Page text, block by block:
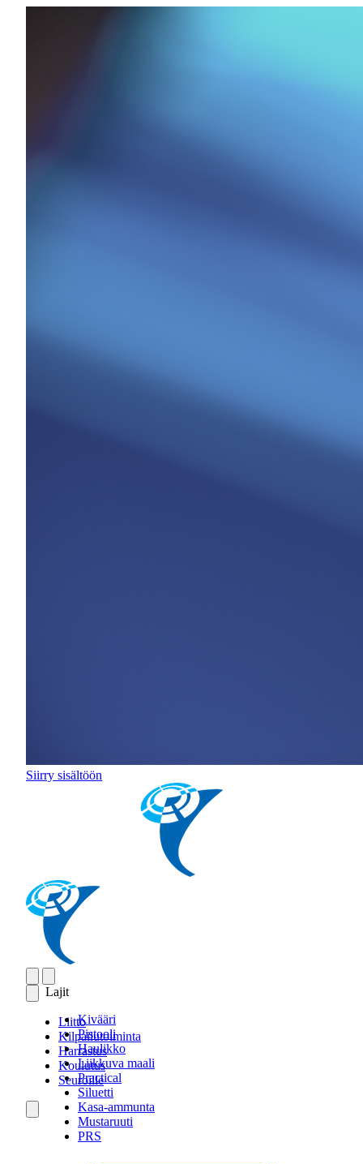
Siirry sisältöön
Lajit
Kivääri
Pistooli
Haulikko
Liikkuva maali
Practical
Siluetti
Kasa-ammunta
Mustaruuti
PRS
Liitto
Kilpailutoiminta
Harrastus
Koulutus
Seuroille